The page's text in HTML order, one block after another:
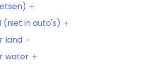
in auto's)
land
water